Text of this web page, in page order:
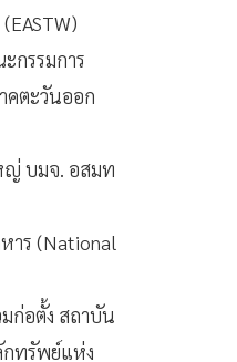
กรรมการ
ตะวันออก
ญ่ บมจ. อสมท
าร (National
ก่อตั้ง สถาบัน
ทรัพย์แห่ง